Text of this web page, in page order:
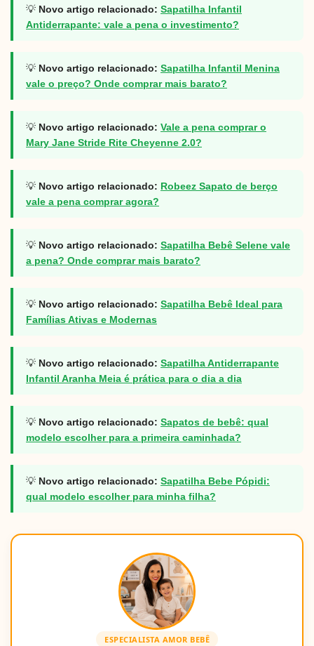
💡 Novo artigo relacionado: Sapatilha Infantil
Antiderrapante: vale a pena o investimento?
💡 Novo artigo relacionado: Sapatilha Infantil Menina
vale o preço? Onde comprar mais barato?
💡 Novo artigo relacionado: Vale a pena comprar o
Mary Jane Stride Rite Cheyenne 2.0?
💡 Novo artigo relacionado: Robeez Sapato de berço
vale a pena comprar agora?
💡 Novo artigo relacionado: Sapatilha Bebê Selene vale
a pena? Onde comprar mais barato?
💡 Novo artigo relacionado: Sapatilha Bebê Ideal para
Famílias Ativas e Modernas
💡 Novo artigo relacionado: Sapatilha Antiderrapante
Infantil Aranha Meia é prática para o dia a dia
💡 Novo artigo relacionado: Sapatos de bebê: qual
modelo escolher para a primeira caminhada?
💡 Novo artigo relacionado: Sapatilha Bebe Pópidi:
qual modelo escolher para minha filha?
ESPECIALISTA AMOR BEBÊ